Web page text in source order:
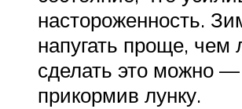
настороженность.
напугать проще, чем
сделать это можно
прикормив лунку.